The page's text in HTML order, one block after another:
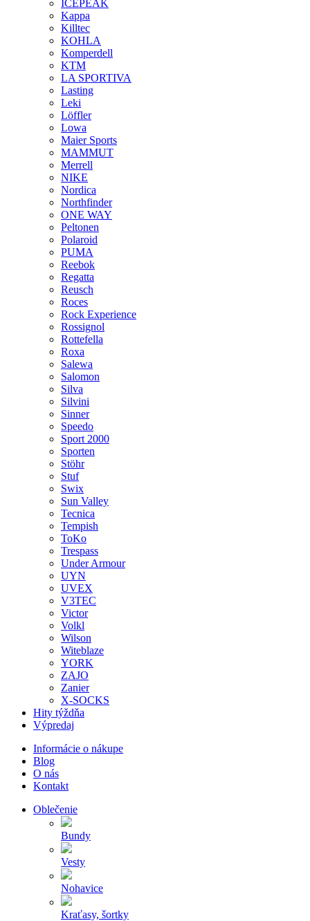
ICEPEAK
Kappa
Killtec
KOHLA
Komperdell
KTM
LA SPORTIVA
Lasting
Leki
Löffler
Lowa
Maier Sports
MAMMUT
Merrell
NIKE
Nordica
Northfinder
ONE WAY
Peltonen
Polaroid
PUMA
Reebok
Regatta
Reusch
Roces
Rock Experience
Rossignol
Rottefella
Roxa
Salewa
Salomon
Silva
Silvini
Sinner
Speedo
Sport 2000
Sporten
Stöhr
Stuf
Swix
Sun Valley
Tecnica
Tempish
ToKo
Trespass
Under Armour
UYN
UVEX
V3TEC
Victor
Volkl
Wilson
Witeblaze
YORK
ZAJO
Zanier
X-SOCKS
Hity týždňa
Výpredaj
Informácie o nákupe
Blog
O nás
Kontakt
Oblečenie
Bundy
Vesty
Nohavice
Kraťasy, šortky